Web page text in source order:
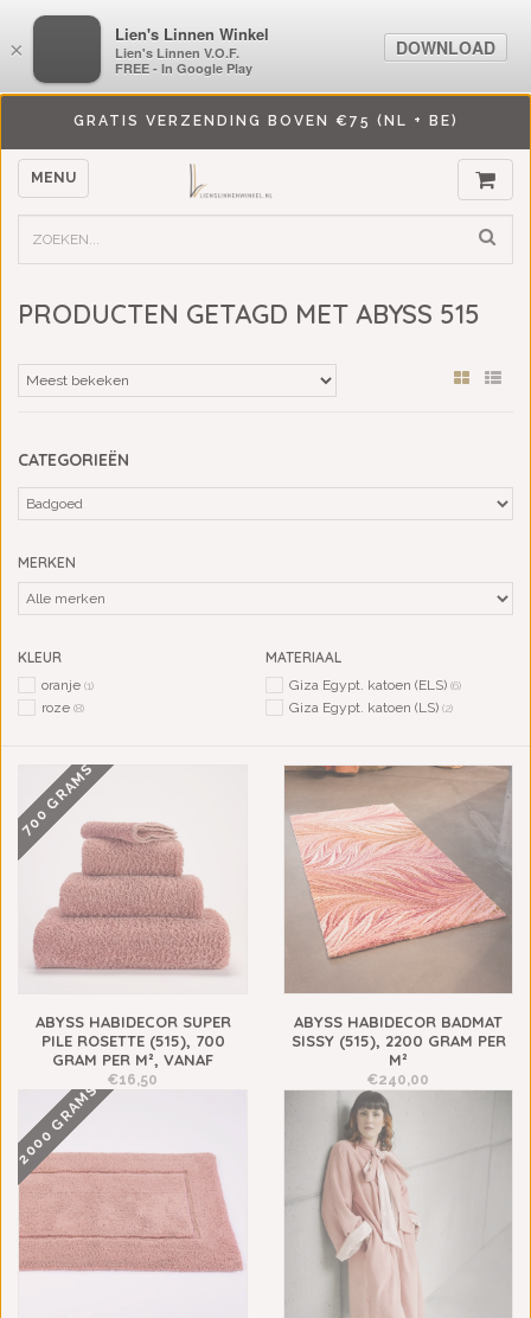
GRATIS VERZENDING BOVEN €75 (NL + BE)
MENU
PRODUCTEN GETAGD MET ABYSS 515
CATEGORIEËN
MERKEN
KLEUR
oranje (1)
roze (8)
MATERIAAL
Giza Egypt. katoen (ELS) (6)
Giza Egypt. katoen (LS) (2)
700 GRAMS
ABYSS HABIDECOR SUPER
PILE ROSETTE (515), 700
GRAM PER M², VANAF
€16,50
ABYSS HABIDECOR BADMAT
SISSY (515), 2200 GRAM PER
M²
€240,00
2000 GRAMS
×
LiensLinnenwinkel.nl
Lien's Linnen V.O.F.
FREE - In Google Play
DOWNLOAD
×
Lien's Linnen Winkel
Lien's Linnen V.O.F.
FREE - In Google Play
DOWNLOAD